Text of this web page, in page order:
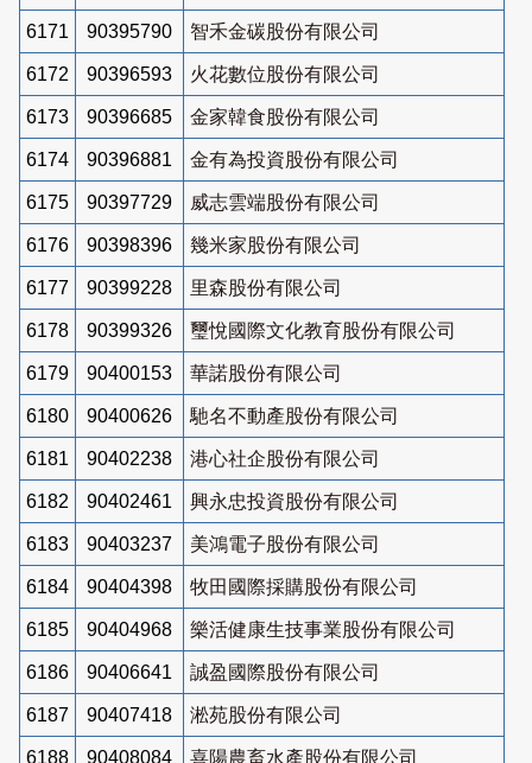
6171 90395790 智禾金碳股份有限公司
6172 90396593 火花數位股份有限公司
6173 90396685 金家韓食股份有限公司
6174 90396881 金有為投資股份有限公司
6175 90397729 威志雲端股份有限公司
6176 90398396 幾米家股份有限公司
6177 90399228 里森股份有限公司
6178 90399326 璽悅國際文化教育股份有限公司
6179 90400153 華諾股份有限公司
6180 90400626 馳名不動產股份有限公司
6181 90402238 港心社企股份有限公司
6182 90402461 興永忠投資股份有限公司
6183 90403237 美鴻電子股份有限公司
6184 90404398 牧田國際採購股份有限公司
6185 90404968 樂活健康生技事業股份有限公司
6186 90406641 誠盈國際股份有限公司
6187 90407418 淞苑股份有限公司
6188 90408084 喜陽農畜水產股份有限公司